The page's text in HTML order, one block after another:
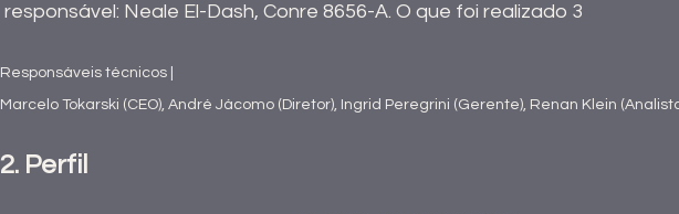
responsável: Neale El-Dash, Conre 8656-A. O que foi realizado 3
Responsáveis técnicos |
Marcelo Tokarski (CEO), André Jácomo (Diretor), Ingrid Peregrini (Gerente), Renan Klein
2. Perfil